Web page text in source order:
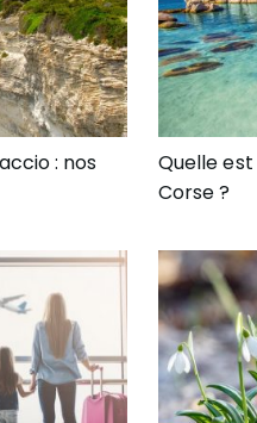
: nos
Quelle
Corse ?